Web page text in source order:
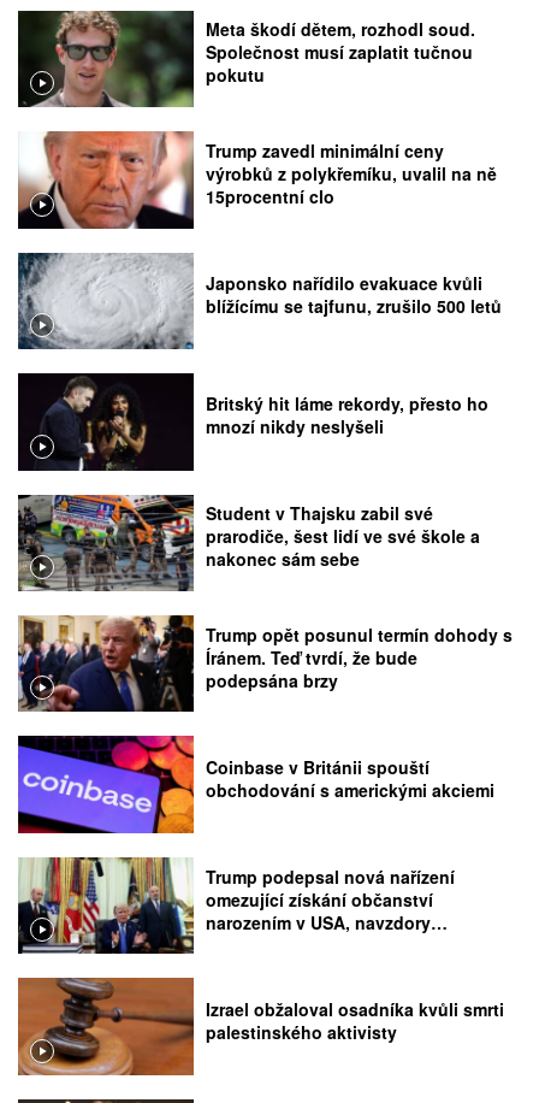
Meta škodí dětem, rozhodl soud.
Společnost musí zaplatit tučnou
pokutu
Trump zavedl minimální ceny
výrobků z polykřemíku, uvalil na ně
15procentní clo
Japonsko nařídilo evakuace kvůli
blížícímu se tajfunu, zrušilo 500 letů
Britský hit láme rekordy, přesto ho
mnozí nikdy neslyšeli
Student v Thajsku zabil své
prarodiče, šest lidí ve své škole a
nakonec sám sebe
Trump opět posunul termín dohody s
Íránem. Teď tvrdí, že bude
podepsána brzy
Coinbase v Británii spouští
obchodování s americkými akciemi
Trump podepsal nová nařízení
omezující získání občanství
narozením v USA, navzdory
Izrael obžaloval osadníka kvůli smrti
palestinského aktivisty